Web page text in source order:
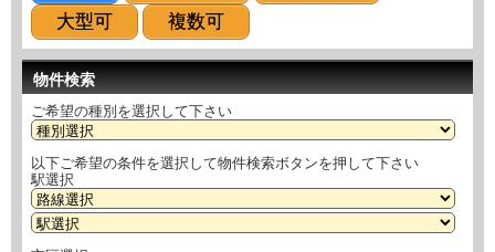
大型可
複数可
物件検索
ご希望の種別を選択して下さい
以下ご希望の条件を選択して物件検索ボタンを押して下さい
駅選択